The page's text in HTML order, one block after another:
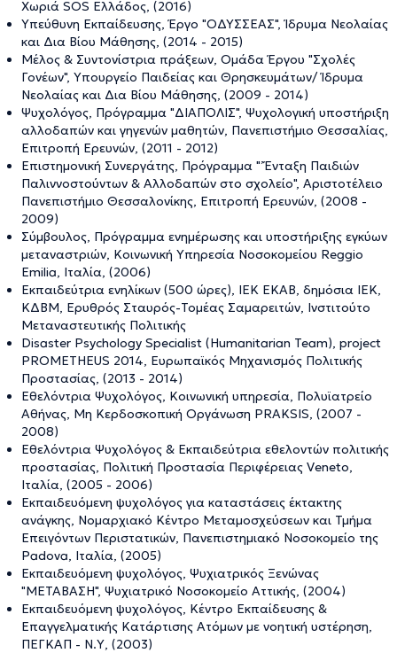
Χωριά SOS Ελλάδος, (2016)
Υπεύθυνη Εκπαίδευσης, Έργο "ΟΔΥΣΣΕΑΣ", Ίδρυμα Νεολαίας
και Δια Βίου Μάθησης, (2014 - 2015)
Μέλος & Συντονίστρια πράξεων, Ομάδα Έργου "Σχολές
Γονέων", Υπουργείο Παιδείας και Θρησκευμάτων/ Ίδρυμα
Νεολαίας και Δια Βίου Μάθησης, (2009 - 2014)
Ψυχολόγος, Πρόγραμμα "ΔΙΑΠΟΛΙΣ", Ψυχολογική υποστήριξη
αλλοδαπών και γηγενών μαθητών, Πανεπιστήμιο Θεσσαλίας,
Επιτροπή Ερευνών, (2011 - 2012)
Επιστημονική Συνεργάτης, Πρόγραμμα "’Ένταξη Παιδιών
Παλιννοστούντων & Αλλοδαπών στο σχολείο", Αριστοτέλειο
Πανεπιστήμιο Θεσσαλονίκης, Επιτροπή Ερευνών, (2008 -
2009)
Σύμβουλος, Πρόγραμμα ενημέρωσης και υποστήριξης εγκύων
μεταναστριών, Κοινωνική Υπηρεσία Νοσοκομείου Reggio
Emilia, Ιταλία, (2006)
Εκπαιδεύτρια ενηλίκων (500 ώρες), ΙΕΚ ΕΚΑΒ, δημόσια ΙΕΚ,
ΚΔΒΜ, Ερυθρός Σταυρός-Τομέας Σαμαρειτών, Ινστιτούτο
Μεταναστευτικής Πολιτικής
Disaster Psychology Specialist (Humanitarian Team), project
PROMETHEUS 2014, Ευρωπαϊκός Μηχανισμός Πολιτικής
Προστασίας, (2013 - 2014)
Εθελόντρια Ψυχολόγος, Κοινωνική υπηρεσία, Πολυϊατρείο
Αθήνας, Μη Κερδοσκοπική Οργάνωση PRAKSIS, (2007 -
2008)
Εθελόντρια Ψυχολόγος & Εκπαιδεύτρια εθελοντών πολιτικής
προστασίας, Πολιτική Προστασία Περιφέρειας Veneto,
Ιταλία, (2005 - 2006)
Εκπαιδευόμενη ψυχολόγος για καταστάσεις έκτακτης
ανάγκης, Νομαρχιακό Κέντρο Μεταμοσχεύσεων και Τμήμα
Επειγόντων Περιστατικών, Πανεπιστημιακό Νοσοκομείο της
Padova, Ιταλία, (2005)
Εκπαιδευόμενη ψυχολόγος, Ψυχιατρικός Ξενώνας
"ΜΕΤΑΒΑΣΗ", Ψυχιατρικό Νοσοκομείο Αττικής, (2004)
Εκπαιδευόμενη ψυχολόγος, Κέντρο Εκπαίδευσης &
Επαγγελματικής Κατάρτισης Ατόμων με νοητική υστέρηση,
ΠΕΓΚΑΠ - Ν.Υ, (2003)